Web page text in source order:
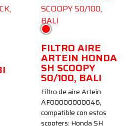
Rojo
FILTRO AIRE
ARTEIN HONDA
SH SCOOPY
50/100, BALI
Filtro de aire Artein
AF00000000046,
compatible con estos
scooters: Honda SH